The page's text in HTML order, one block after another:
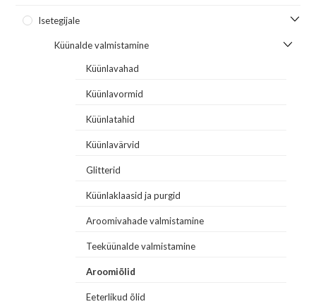
Isetegijale
Küünalde valmistamine
Küünlavahad
Küünlavormid
Küünlatahid
Küünlavärvid
Glitterid
Küünlaklaasid ja purgid
Aroomivahade valmistamine
Teeküünalde valmistamine
Aroomiõlid
Eeterlikud õlid